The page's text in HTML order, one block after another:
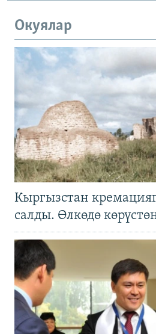
Окуялар
Кыргызстан
салды. Өлкөдө